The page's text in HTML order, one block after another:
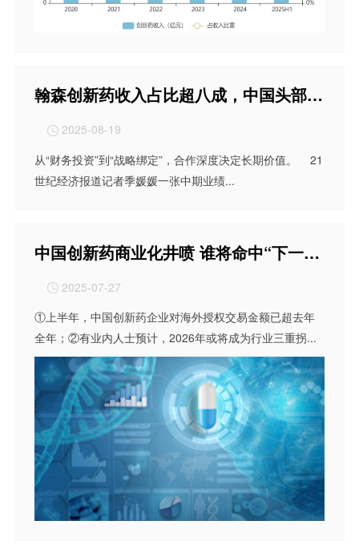
翰森创新药收入占比超八成，中国头部药企加速全球化创新突围
 2025-08-19
从“财务投资”到“战略绑定”，合作深度决定长期价值。 21
世纪经济报道记者季媛媛一张中期业绩...
中国创新药商业化井喷 谁将命中“下一个靶点”
 2025-07-27
①上半年，中国创新药企业对海外授权交易金额已超去年
全年；②有业内人士预计，2026年或将成为行业三重拐...